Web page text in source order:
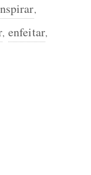
,
, enfeitar,